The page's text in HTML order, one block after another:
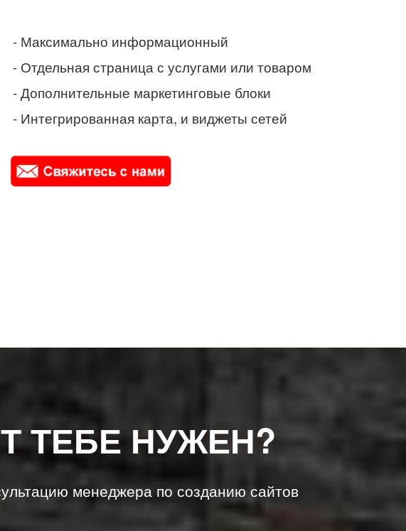
- Максимально информационный
- Отдельная страница с услугами или товаром
- Дополнительные маркетинговые блоки
- Интегрированная карта, и виджеты сетей
ТЕБЕ НУЖЕН?
менеджера по созданию сайтов